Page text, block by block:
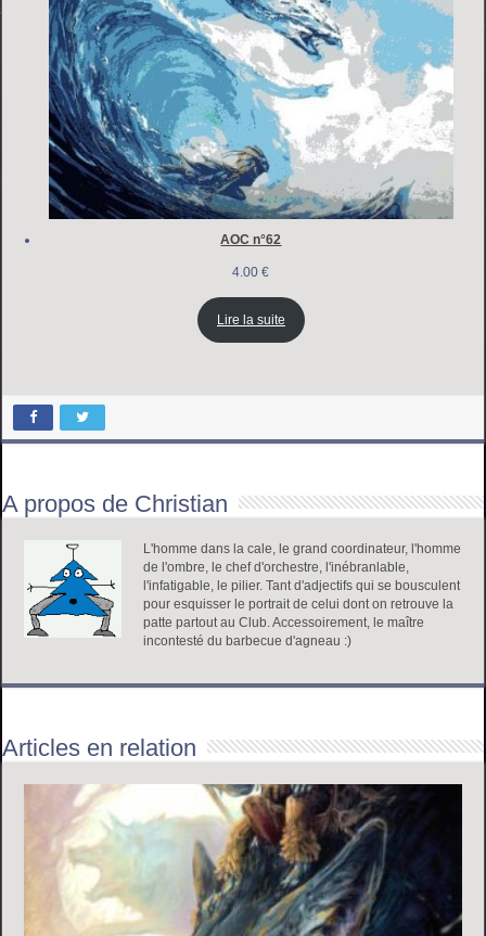
AOC n°62
4.00€
Lire la suite
A propos de Christian
L'homme dans la cale, le grand coordinateur, l'homme
de l'ombre, le chef d'orchestre, l'inébranlable,
l'infatigable, le pilier. Tant d'adjectifs qui se bousculent
pour esquisser le portrait de celui dont on retrouve la
patte partout au Club. Accessoirement, le maître
incontesté du barbecue d'agneau :)
Articles en relation